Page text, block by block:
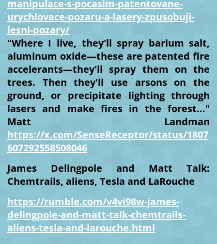
manipulace-s-pocasim-patentovane-
urychlovace-pozaru-a-lasery-zpusobuji-
lesni-pozary/
"Where I live, they'll spray barium salt,
aluminum oxide—these are patented fire
accelerants—they'll spray them on the
trees. Then they'll use arsons on the
ground, or precipitate lighting through
lasers and make fires in the forest..."
Matt Landman
https://x.com/SenseReceptor/status/1807
607292558508046
James Delingpole and Matt Talk:
Chemtrails, aliens, Tesla and LaRouche
https://rumble.com/v4vi98w-james-
delingpole-and-matt-talk-chemtrails-
aliens-tesla-and-larouche.html